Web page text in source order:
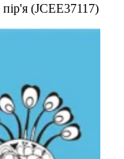
(JCEE37117)